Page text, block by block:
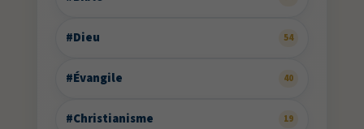
#Dieu 54
#Évangile 40
#Christianisme 19